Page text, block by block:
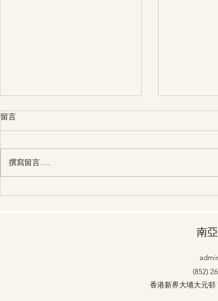
28/3 第30天 主，請幫助我過
27/3 第29天 主，請幫助
留言
撰寫留言......
南
(852)
香港新界大埔大元